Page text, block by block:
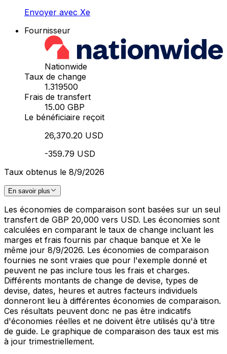
Envoyer avec Xe
Fournisseur
Nationwide
Taux de change
1.319500
Frais de transfert
15.00 GBP
Le bénéficiaire reçoit
26,370.20 USD
-359.79 USD
Taux obtenus le 8/9/2026
En savoir plus
Les économies de comparaison sont basées sur un seul
transfert de GBP 20,000 vers USD. Les économies sont
calculées en comparant le taux de change incluant les
marges et frais fournis par chaque banque et Xe le
même jour 8/9/2026. Les économies de comparaison
fournies ne sont vraies que pour l'exemple donné et
peuvent ne pas inclure tous les frais et charges.
Différents montants de change de devise, types de
devise, dates, heures et autres facteurs individuels
donneront lieu à différentes économies de comparaison.
Ces résultats peuvent donc ne pas être indicatifs
d'économies réelles et ne doivent être utilisés qu'à titre
de guide. Le graphique de comparaison des taux est mis
à jour trimestriellement.